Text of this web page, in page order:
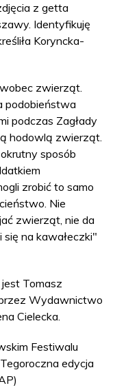
z getta
Identyfikuję
Koryncka-
zwierząt.
podobieństwa
podczas Zagłady
hodowlą zwierząt.
sposób
zrobić to samo
Nie
zwierząt, nie da
się na kawałeczki"
Tomasz
Wydawnictwo
Cielecka.
Festiwalu
edycja